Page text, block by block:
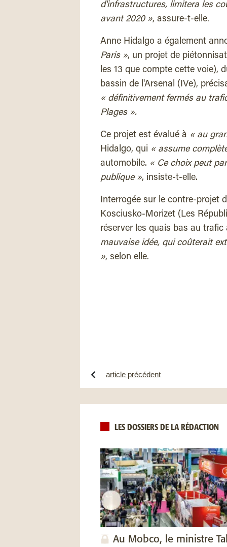
d'infrastructures, limitera les
avant 2020 », assure-t-elle.
Anne Hidalgo a également
Paris », un projet de
les 13 que compte cette voie),
bassin de l'Arsenal (IVe),
« définitivement fermés au
Plages ».
Ce projet est évalué à « au
Hidalgo, qui « assume
automobile. « Ce choix peut
publique », insiste-t-elle.
Interrogée sur le contre-projet
Kosciusko-Morizet (Les
réserver les quais bas au
mauvaise idée, qui coûterait
», selon elle.
article précédent
LES DOSSIERS DE LA RÉDACTION
Au Mobco, le ministre